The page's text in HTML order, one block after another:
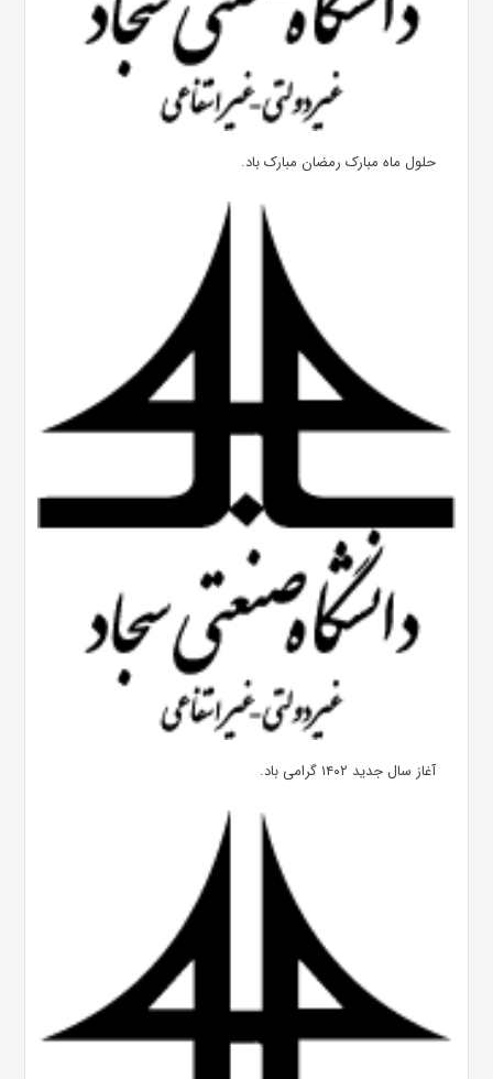
حلول ماه مبارک رمضان مبارک باد.
آغاز سال جدید ۱۴۰۲ گرامی باد.